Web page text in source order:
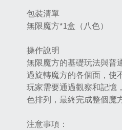
包裝清單
無限魔方*1盒（八色）
操作說明
無限魔方的基礎玩法與普
過旋轉魔方的各個面，使
玩家需要通過觀察和記憶
色排列，最終完成整個魔
注意事項：